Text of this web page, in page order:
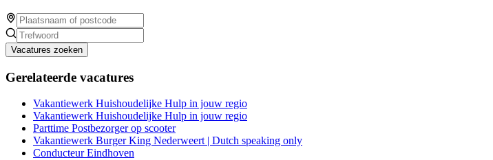
Vacatures zoeken
Gerelateerde vacatures
Vakantiewerk Huishoudelijke Hulp in jouw regio
Vakantiewerk Huishoudelijke Hulp in jouw regio
Parttime Postbezorger op scooter
Vakantiewerk Burger King Nederweert | Dutch speaking only
Conducteur Eindhoven